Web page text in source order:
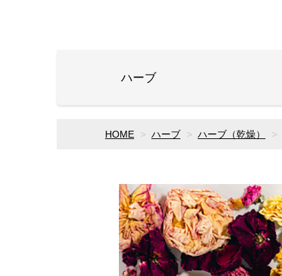
ハーブ
HOME ハーブ ハーブ（乾燥）